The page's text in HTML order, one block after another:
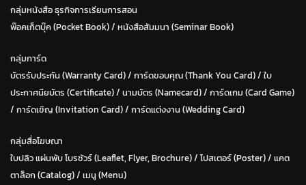
กลุ่มหนังสือ ธุรกิจการเรียนการสอน
พ๊อคเก็ตบุ๊ค (Pocket Book)/ หนังสือสัมมนา (Seminar Book)
กลุ่มการ์ด
บัตรรับประกัน (Warranty Card)/ การ์ดขอบคุณ (Thank You Card)/ ใบ
ประกาศนียบัตร (Certificate)/ นามบัตร (Namecard)/ การ์ดเกม (Card Game)
/ การ์ดเชิญ (Invitation Card)/ การ์ดแต่งงาน (Wedding Card)
กลุ่มสื่อโฆษณา
ใบปลิว แผ่นพับ โบรชัวร์ (Leaflet, Flyer, Brochure)/ โปสเตอร์ (Poster) / แคต
ตาล็อก (Catalog)/ เมนู (Menu)